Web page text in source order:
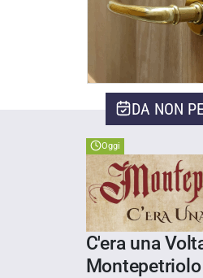
DA NON
Oggi
C'era una
Montepetriolo